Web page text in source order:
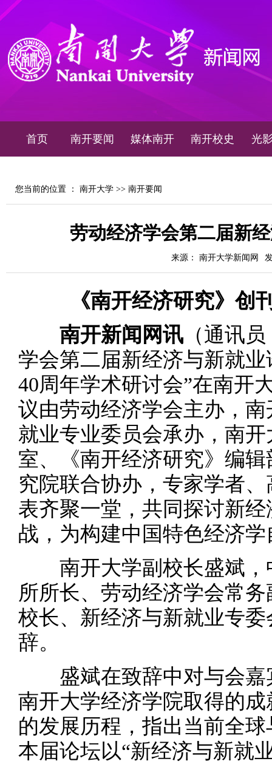
首页 南开要闻 媒体南开 南开校史 光
您当前的位置 ： 南开大学 >> 南开要闻
劳动经济学会第二届新
来源： 南开大学新闻网
《南开经济研究》创
南开新闻网讯 （通讯
学会第二届新经济与新就
40周年学术研讨会”在南开
议由劳动经济学会主办，
就业专业委员会承办，南
室、《南开经济研究》编
究院联合协办，专家学者
表齐聚一堂，共同探讨新
战，为构建中国特色经济
南开大学副校长盛斌，
所所长、劳动经济学会常
校长、新经济与新就业专
辞。
盛斌在致辞中对与会嘉
南开大学经济学院取得的
的发展历程，指出当前全
本届论坛以“新经济与新就